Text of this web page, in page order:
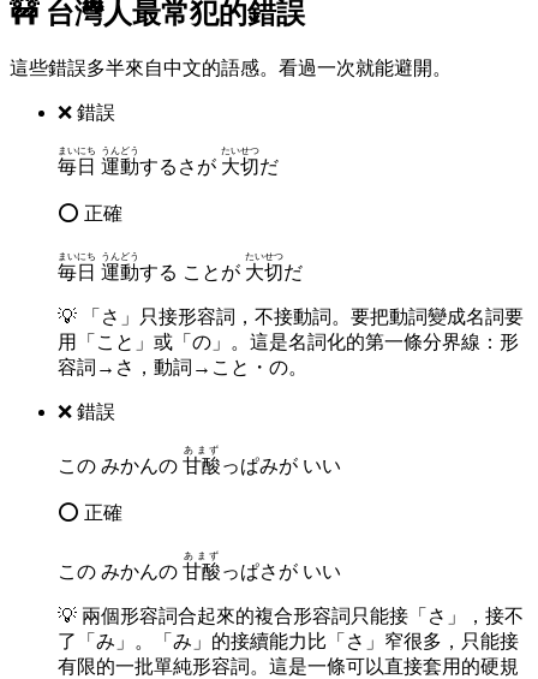
🚧 台灣人最常犯的錯誤
這些錯誤多半來自中文的語感。看過一次就能避開。
❌ 錯誤
毎日
まいにち
運動
うんどう
するさが 大切
たいせつ
だ
⭕ 正確
毎日
まいにち
運動
うんどう
する ことが 大切
たいせつ
だ
💡
「さ」只接形容詞，不接動詞。要把動詞變成名詞要
用「こと」或「の」。這是名詞化的第一條分界線：形
容詞→さ，動詞→こと・の。
❌ 錯誤
この みかんの 甘酸
あまず
っぱみが いい
⭕ 正確
この みかんの 甘酸
あまず
っぱさが いい
💡 兩個形容詞合起來的複合形容詞只能接「さ」，接不
了「み」。「み」的接續能力比「さ」窄很多，只能接
有限的一批單純形容詞。這是一條可以直接套用的硬規